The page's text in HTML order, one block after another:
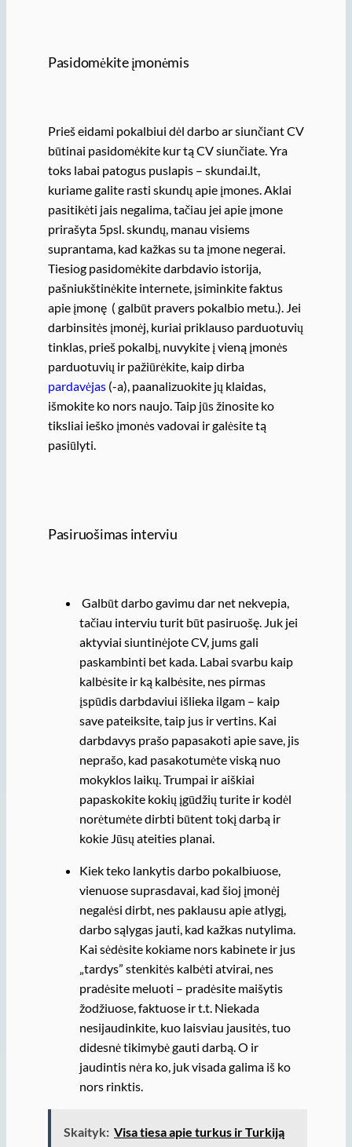
Pasidomėkite įmonėmis
Prieš eidami pokalbiui dėl darbo ar siunčiant CV
būtinai pasidomėkite kur tą CV siunčiate. Yra
toks labai patogus puslapis – skundai.lt,
kuriame galite rasti skundų apie įmones. Aklai
pasitikėti jais negalima, tačiau jei apie įmone
prirašyta 5psl. skundų, manau visiems
suprantama, kad kažkas su ta įmone negerai.
Tiesiog pasidomėkite darbdavio istorija,
pašniukštinėkite internete, įsiminkite faktus
apie įmonę ( galbūt pravers pokalbio metu.). Jei
darbinsitės įmonėj, kuriai priklauso parduotuvių
tinklas, prieš pokalbį, nuvykite į vieną įmonės
parduotuvių ir pažiūrėkite, kaip dirba
pardavėjas(-a), paanalizuokite jų klaidas,
išmokite ko nors naujo. Taip jūs žinosite ko
tiksliai ieško įmonės vadovai ir galėsite tą
pasiūlyti.
Pasiruošimas interviu
Galbūt darbo gavimu dar net nekvepia,
tačiau interviu turit būt pasiruošę. Juk jei
aktyviai siuntinėjote CV, jums gali
paskambinti bet kada. Labai svarbu kaip
kalbėsite ir ką kalbėsite, nes pirmas
įspūdis darbdaviui išlieka ilgam – kaip
save pateiksite, taip jus ir vertins. Kai
darbdavys prašo papasakoti apie save, jis
neprašo, kad pasakotumėte viską nuo
mokyklos laikų. Trumpai ir aiškiai
papaskokite kokių įgūdžių turite ir kodėl
norėtumėte dirbti būtent tokį darbą ir
kokie Jūsų ateities planai.
Kiek teko lankytis darbo pokalbiuose,
vienuose suprasdavai, kad šioj įmonėj
negalėsi dirbt, nes paklausu apie atlygį,
darbo sąlygas jauti, kad kažkas nutylima.
Kai sėdėsite kokiame nors kabinete ir jus
„tardys” stenkitės kalbėti atvirai, nes
pradėsite meluoti – pradėsite maišytis
žodžiuose, faktuose ir t.t. Niekada
nesijaudinkite, kuo laisviau jausitės, tuo
didesnė tikimybė gauti darbą. O ir
jaudintis nėra ko, juk visada galima iš ko
nors rinktis.
Skaityk: Visa tiesa apie turkus ir Turkiją